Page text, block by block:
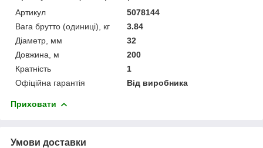
Артикул
5078144
Вага брутто (одиниці), кг
3.84
Діаметр, мм
32
Довжина, м
200
Кратність
1
Офіційна гарантія
Від виробника
Приховати
Умови доставки